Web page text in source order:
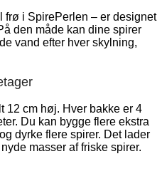
frø i SpirePerlen – er designet
den måde kan dine spirer
vand efter hver skylning,
12 cm høj. Hver bakke er 4
Du kan bygge flere ekstra
dyrke flere spirer. Det lader
masser af friske spirer.